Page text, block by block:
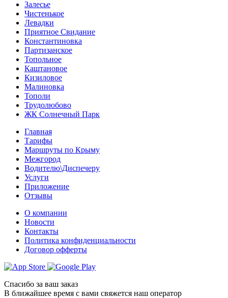
Залесье
Чистенькое
Левадки
Приятное Свидание
Константиновка
Партизанское
Топольное
Каштановое
Кизиловое
Малиновка
Тополи
Трудолюбово
ЖК Солнечный Парк
Главная
Тарифы
Маршруты по Крыму
Межгород
Водителю\Диспечеру
Услуги
Приложение
Отзывы
О компании
Новости
Контакты
Политика конфиденциальности
Договор офферты
Спасибо за ваш заказ
В ближайшее время с вами свяжется наш оператор